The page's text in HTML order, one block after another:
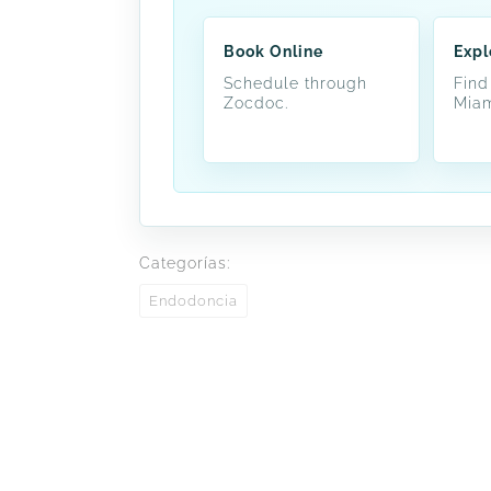
Book Online
Schedule through
Zocdoc.
Categorías:
Endodoncia